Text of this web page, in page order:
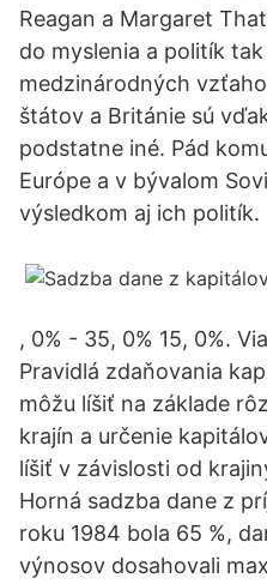
Reagan a Margaret
do myslenia a politík
medzinárodných
štátov a Británie sú
podstatne iné. Pád
Európe a v bývalom
výsledkom aj ich politík.
, 0% - 35, 0% 15, 0%.
Pravidlá zdaňovania
môžu líšiť na základe
krajín a určenie
líšiť v závislosti od
Horná sadzba dane z
roku 1984 bola 65 %,
výnosov dosahovali